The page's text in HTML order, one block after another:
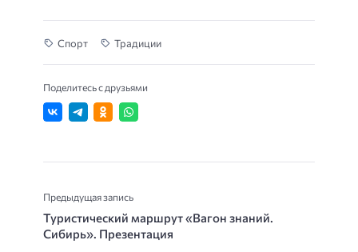
Спорт Традиции
Поделитесь с друзьями
Предыдущая запись
Туристический маршрут «Вагон знаний.
Сибирь». Презентация